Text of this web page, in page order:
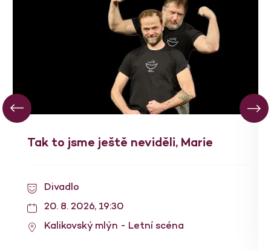
Tak to jsme ještě neviděli, Marie
Divadlo
20. 8. 2026, 19:30
Kalikovský mlýn - Letní scéna